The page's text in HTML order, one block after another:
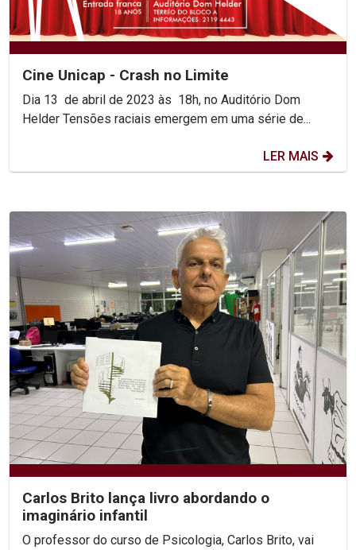
Cine Unicap - Crash no Limite
Dia 13 de abril de 2023 às 18h, no Auditório Dom
Helder Tensões raciais emergem em uma série de...
LER MAIS
Carlos Brito lança livro abordando o
imaginário infantil
O professor do curso de Psicologia, Carlos Brito, vai